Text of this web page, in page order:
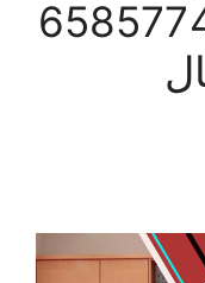
/ 65857744